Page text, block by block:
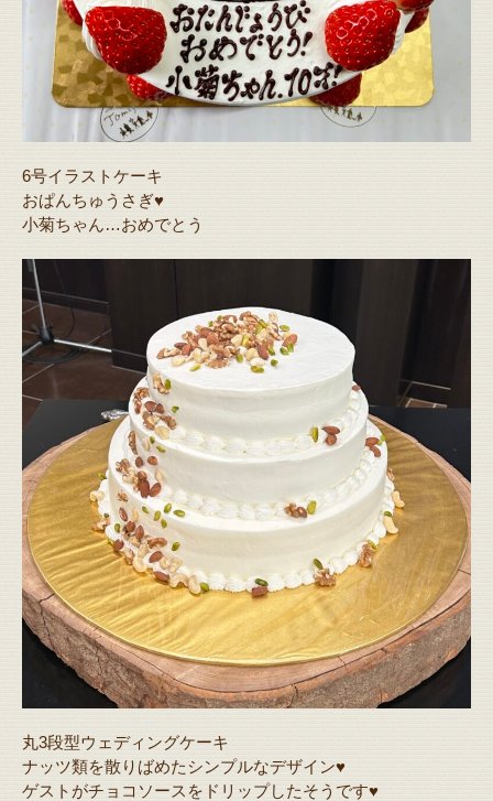
6号イラストケーキ
おぱんちゅうさぎ♥️
小菊ちゃん…おめでとう
丸3段型ウェディングケーキ
ナッツ類を散りばめたシンプルなデザイン♥️
ゲストがチョコソースをドリップしたそうです♥️